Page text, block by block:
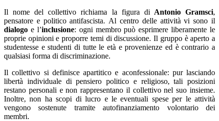
Il nome del collettivo richiama la figura di Antonio Gramsci,
pensatore e politico antifascista. Al centro delle attività vi sono il
dialogo e l’inclusione: ogni membro può esprimere liberamente le
proprie opinioni e proporre temi di discussione. Il gruppo è aperto a
studentesse e studenti di tutte le età e provenienze ed è contrario a
qualsiasi forma di discriminazione.
Il collettivo si definisce apartitico e aconfessionale: pur lasciando
libertà individuale di pensiero politico e religioso, tali posizioni
restano personali e non rappresentano il collettivo nel suo insieme.
Inoltre, non ha scopi di lucro e le eventuali spese per le attività
vengono sostenute tramite autofinanziamento volontario dei
membri.